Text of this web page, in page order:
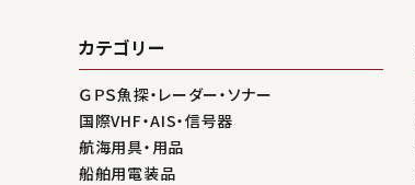
カテゴリー
ＧＰＳ魚探・レーダー・ソナー
国際VHF・AIS・信号器
航海用具・用品
船舶用電装品